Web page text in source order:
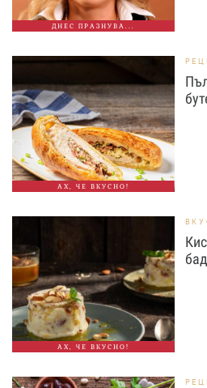
ДНЕС ПРАЗНУВА...
АХ, ЧЕ ВКУСНО!
АХ, ЧЕ ВКУСНО!